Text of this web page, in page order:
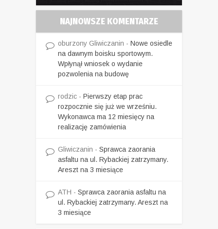
NAJNOWSZE KOMENTARZE
oburzony Gliwiczanin - Nowe osiedle
na dawnym boisku sportowym.
Wpłynął wniosek o wydanie
pozwolenia na budowę
rodzic - Pierwszy etap prac
rozpocznie się już we wrześniu.
Wykonawca ma 12 miesięcy na
realizację zamówienia
Gliwiczanin - Sprawca zaorania
asfaltu na ul. Rybackiej zatrzymany.
Areszt na 3 miesiące
ATH - Sprawca zaorania asfaltu na
ul. Rybackiej zatrzymany. Areszt na
3 miesiące